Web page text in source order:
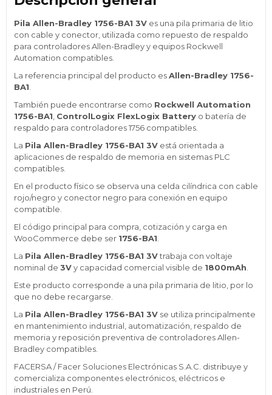
Pila Allen-Bradley 1756-BA1 3V es una pila primaria de litio
con cable y conector, utilizada como repuesto de respaldo
para controladores Allen-Bradley y equipos Rockwell
Automation compatibles.
La referencia principal del producto esAllen-Bradley 1756-
BA1
También puede encontrarse como Rockwell Automation
1756-BA1 ControlLogix FlexLogix Battery o batería de
respaldo para controladores 1756 compatibles.
La Pila Allen-Bradley 1756-BA1 3V está orientada a
aplicaciones de respaldo de memoria en sistemas PLC
compatibles.
En el producto físico se observa una celda cilíndrica con cable
rojo/negro y conector negro para conexión en equipo
compatible.
El código principal para compra, cotización y carga en
WooCommerce debe ser 1756-BA1
La Pila Allen-Bradley 1756-BA1 3Vtrabaja con voltaje
nominal de 3Vy capacidad comercial visible de 1800mAh
Este producto corresponde a una pila primaria de litio, por lo
que no debe recargarse.
La Pila Allen-Bradley 1756-BA1 3V se utiliza principalmente
en mantenimiento industrial, automatización, respaldo de
memoria y reposición preventiva de controladores Allen-
Bradley compatibles.
FACERSA / Facer Soluciones Electrónicas S.A.C. distribuye y
comercializa componentes electrónicos, eléctricos e
industriales en Perú.